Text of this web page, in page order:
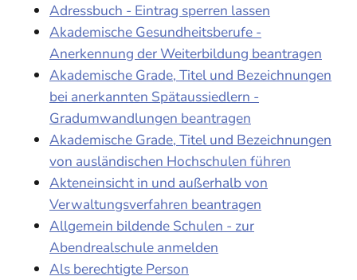
Adressbuch - Eintrag sperren lassen
Akademische Gesundheitsberufe -
Anerkennung der Weiterbildung beantragen
Akademische Grade, Titel und Bezeichnungen
bei anerkannten Spätaussiedlern -
Gradumwandlungen beantragen
Akademische Grade, Titel und Bezeichnungen
von ausländischen Hochschulen führen
Akteneinsicht in und außerhalb von
Verwaltungsverfahren beantragen
Allgemein bildende Schulen - zur
Abendrealschule anmelden
Als berechtigte Person